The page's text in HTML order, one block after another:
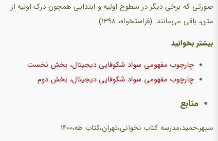
صورتی که برخی دیگر در سطوح اولیه و ابتدایی همچون درک اولیه از
متن، باقی می‌مانند. (فراستخواه، 1398)
بیشتر بخوانید
چارچوب مفهومی سواد شکوفایی دیجیتال، بخش نخست
چارچوب مفهومی سواد شکوفایی دیجیتال، بخش دوم
منابع
سپهر،حمید،مدرسه کتاب نخوانی،تهران،کتاب طه،1400